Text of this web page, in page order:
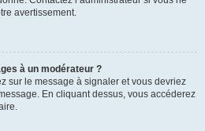
avertissement.
à un modérateur ?
sur le message à signaler et vous devriez
En cliquant dessus, vous accéderez